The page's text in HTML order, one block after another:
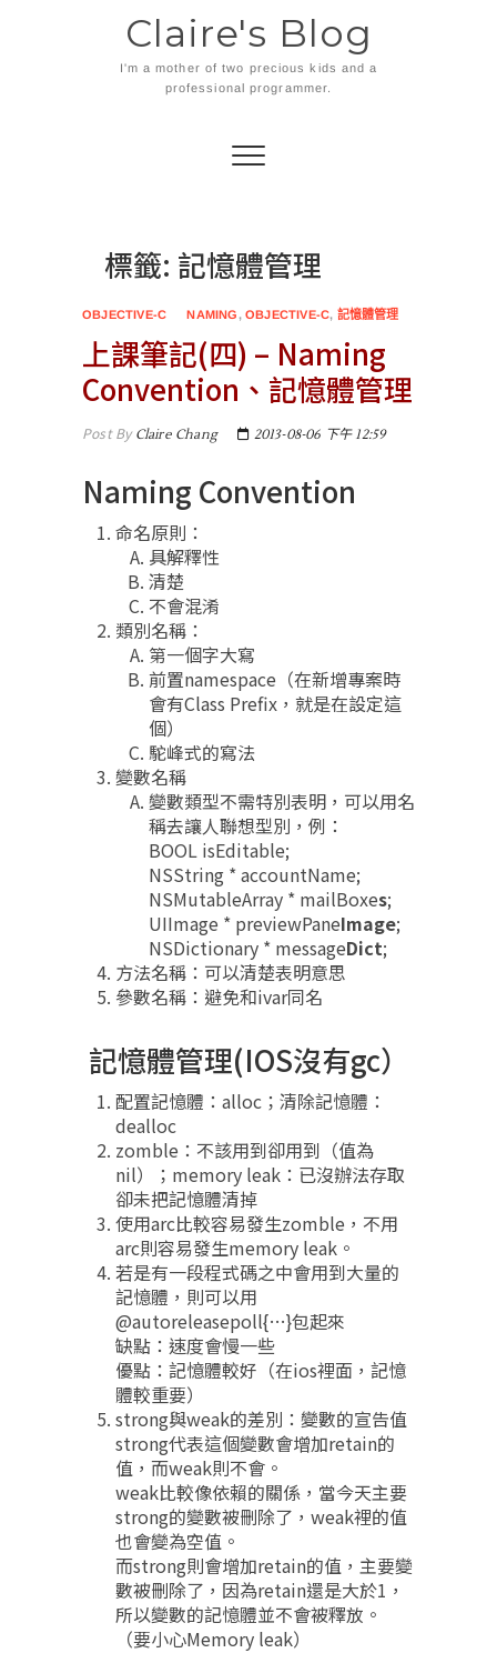
Claire's Blog
I'm a mother of two precious kids and a
professional programmer.
標籤: 記憶體管理
OBJECTIVE-C NAMING ,OBJECTIVE-C, 記憶體管理
上課筆記(四) – Naming
Convention、記憶體管理
Post ByClaire Chang 2013-08-06 下午 12:59
Naming Convention
命名原則：
具解釋性
清楚
不會混淆
類別名稱：
第一個字大寫
前置namespace（在新增專案時
會有Class Prefix，就是在設定這
個）
駝峰式的寫法
變數名稱
變數類型不需特別表明，可以用名
稱去讓人聯想型別，例：
BOOL isEditable;
NSString * accountName;
NSMutableArray * mailBoxes;
UIImage * previewPaneImage;
NSDictionary * messageDict;
方法名稱：可以清楚表明意思
參數名稱：避免和ivar同名
記憶體管理(IOS沒有gc）
配置記憶體：alloc；清除記憶體：
dealloc
zomble：不該用到卻用到（值為
nil）；memory leak：已沒辦法存取
卻未把記憶體清掉
使用arc比較容易發生zomble，不用
arc則容易發生memory leak。
若是有一段程式碼之中會用到大量的
記憶體，則可以用
@autoreleasepoll{…}包起來
缺點：速度會慢一些
優點：記憶體較好（在ios裡面，記憶
體較重要）
strong與weak的差別：變數的宣告值
strong代表這個變數會增加retain的
值，而weak則不會。
weak比較像依賴的關係，當今天主要
strong的變數被刪除了，weak裡的值
也會變為空值。
而strong則會增加retain的值，主要變
數被刪除了，因為retain還是大於1，
所以變數的記憶體並不會被釋放。
（要小心Memory leak）